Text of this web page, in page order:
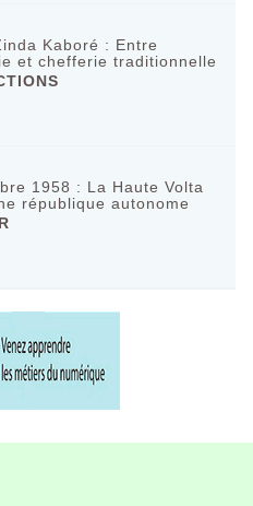
Kaboré : Entre
et chefferie traditionnelle
1958 : La Haute Volta
république autonome